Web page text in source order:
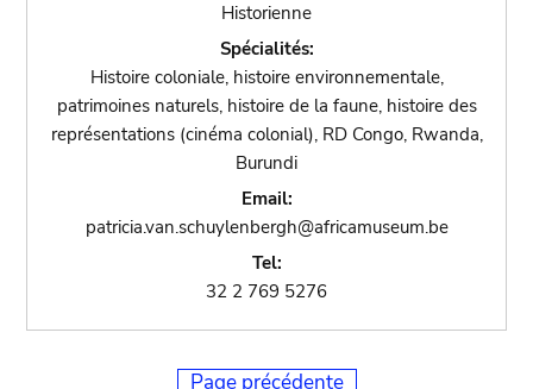
Historienne
Spécialités:
Histoire coloniale, histoire environnementale,
patrimoines naturels, histoire de la faune, histoire des
représentations (cinéma colonial), RD Congo, Rwanda,
Burundi
Email:
patricia.van.schuylenbergh@africamuseum.be
Tel:
32 2 769 5276
Page précédente